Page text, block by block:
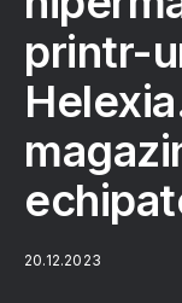
printr-
20.12.2023